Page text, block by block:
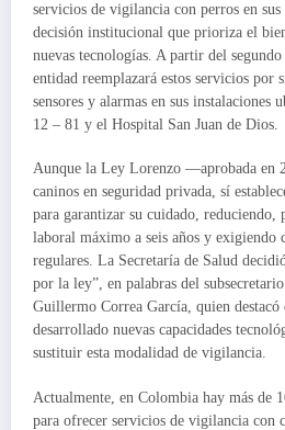
servicios de vigilancia con perros en sus
decisión institucional que prioriza el
nuevas tecnologías. A partir del
entidad reemplazará estos servicios por
sensores y alarmas en sus instalaciones
12 – 81 y el Hospital San Juan de Dios.
Aunque la Ley Lorenzo —aprobada en
caninos en seguridad privada, sí
para garantizar su cuidado, reduciendo,
laboral máximo a seis años y exigiendo
regulares. La Secretaría de Salud
por la ley”, en palabras del
Guillermo Correa García, quien destacó
desarrollado nuevas capacidades
sustituir esta modalidad de vigilancia.
Actualmente, en Colombia hay más de
para ofrecer servicios de vigilancia con